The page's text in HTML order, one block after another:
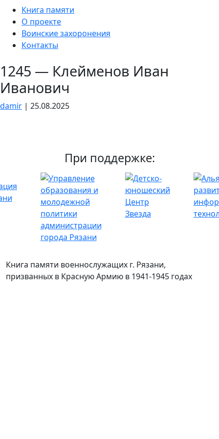
content
Книга памяти
О проекте
Воинские захоронения
Контакты
1245 — Клейменов Иван
Иванович
damir | 25.08.2025
При поддержке:
Книга памяти военнослужащих г. Рязани,
призванных в Красную Армию в 1941-1945 годах